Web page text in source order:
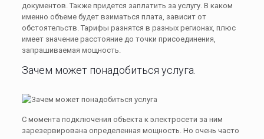
документов. Также придется заплатить за услугу. В каком
именно объеме будет взиматься плата, зависит от
обстоятельств. Тарифы разнятся в разных регионах, плюс
имеет значение расстояние до точки присоединения,
запрашиваемая мощность.
Зачем может понадобиться услуга.
С момента подключения объекта к электросети за ним
зарезервирована определенная мощность. Но очень часто